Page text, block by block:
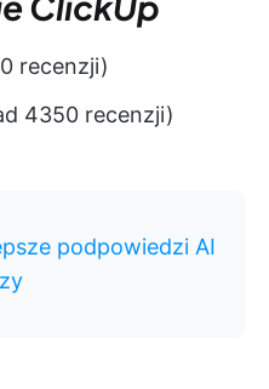
recenzji)
4350 recenzji)
podpowiedzi AI